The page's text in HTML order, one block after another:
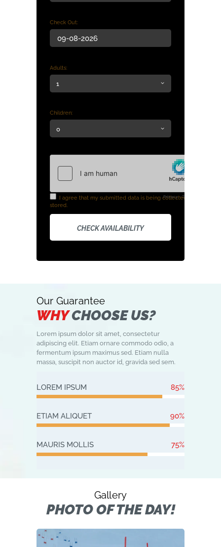
Check Out:
Adults:
Children:
I agree that my submitted data is being collected and
stored.
Our Guarantee
WHYCHOOSE US?
Lorem ipsum dolor sit amet, consectetur
adipiscing elit. Etiam ornare commodo odio, a
fermentum ipsum maximus sed. Etiam nulla
massa, suscipit non auctor id, gravida sed sem.
LOREM IPSUM 85%
ETIAM ALIQUET 90%
MAURIS MOLLIS 75%
Gallery
PHOTO OF THE DAY!